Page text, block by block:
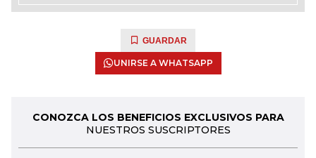
GUARDAR
UNIRSE A WHATSAPP
CONOZCA LOS BENEFICIOS EXCLUSIVOS PARA
NUESTROS SUSCRIPTORES